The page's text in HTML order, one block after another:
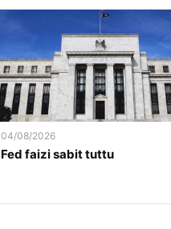
04/08/2026
Fed faizi sabit tuttu